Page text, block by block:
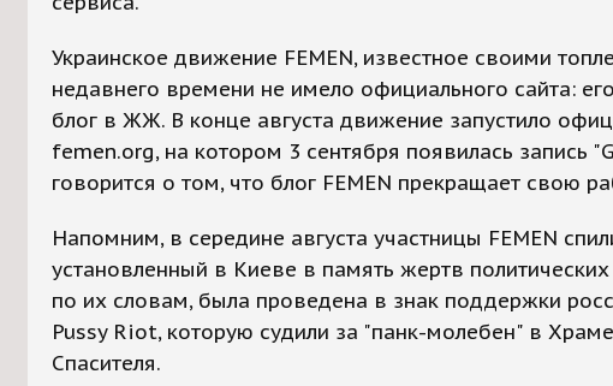
Украинское движение FEMEN, известное своими
недавнего времени не имело официального сайта:
блог в ЖЖ. В конце августа движение запустило
femen.org, на котором 3 сентября появилась запись
говорится о том, что блог FEMEN прекращает свою
Напомним, в середине августа участницы FEMEN
установленный в Киеве в память жертв политических
по их словам, была проведена в знак поддержки
Pussy Riot, которую судили за "панк-молебен" в
Спасителя.